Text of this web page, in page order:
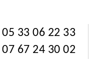
05 33 06 22 33
07 67 24 30 02